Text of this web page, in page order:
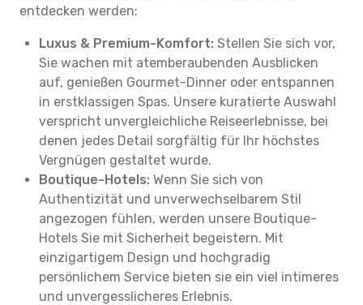
entdecken werden:
Luxus & Premium-Komfort: Stellen Sie sich vor,
Sie wachen mit atemberaubenden Ausblicken
auf, genießen Gourmet-Dinner oder entspannen
in erstklassigen Spas. Unsere kuratierte Auswahl
verspricht unvergleichliche Reiseerlebnisse, bei
denen jedes Detail sorgfältig für Ihr höchstes
Vergnügen gestaltet wurde.
Boutique-Hotels: Wenn Sie sich von
Authentizität und unverwechselbarem Stil
angezogen fühlen, werden unsere Boutique-
Hotels Sie mit Sicherheit begeistern. Mit
einzigartigem Design und hochgradig
persönlichem Service bieten sie ein viel intimeres
und unvergesslicheres Erlebnis.